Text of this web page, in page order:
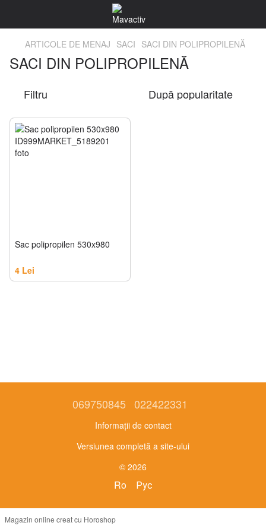
ARTICOLE DE MENAJ SACI SACI DIN POLIPROPILENĂ
SACI DIN POLIPROPILENĂ
Filtru După popularitate
Sac polipropilen 530x980
4 Lei
069750845 022422331
Informații de contact
Versiunea completă a site-ului
© 2026
Ro Рус
Magazin online creat cu Horoshop